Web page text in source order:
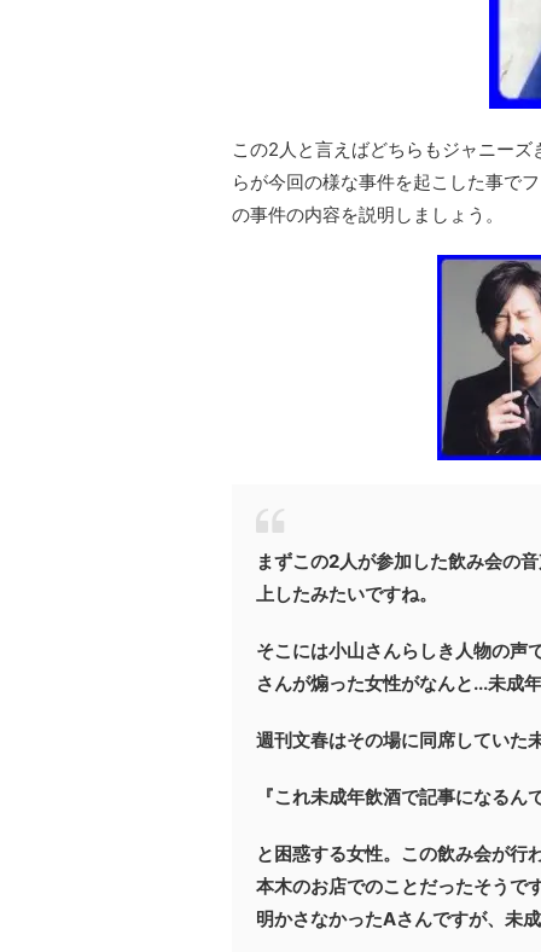
この2人と言えばどちらもジャニーズ
らが今回の様な事件を起こした事で
の事件の内容を説明しましょう。
まずこの2人が参加した飲み会の
上したみたいですね。
そこには小山さんらしき人物の声
さんが煽った女性がなんと...未成
週刊文春はその場に同席していた
『これ未成年飲酒で記事になるん
と困惑する女性。この飲み会が行
本木のお店でのことだったそうで
明かさなかったAさんですが、未